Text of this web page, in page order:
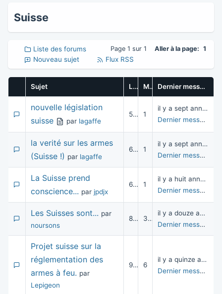
Suisse
Page 1 sur 1 Aller à la page: 1
Liste des forums
Nouveau sujet
Flux RSS
Sujet Lectures Messages Dernier message
nouvelle législation
suisse
par lagaffe
5 901 1
il y a sept années
Dernier message
la verité sur les armes
(Suisse !) par lagaffe
6 189 1
il y a sept années
Dernier message
La Suisse prend
conscience... par jpdjx
6 842 1
il y a huit années
Dernier message
Les Suisses sont... par
noursons
8 991 3
il y a douze années
Dernier message
Projet suisse sur la
réglementation des
armes à feu. par
Lepigeon
9 801 6
il y a quinze années
Dernier message